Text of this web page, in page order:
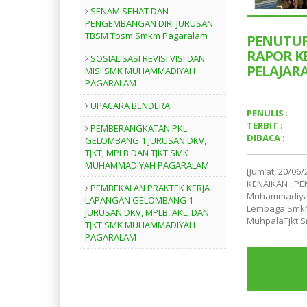
RAPOR
PENULIS :
TERBIT :
DIBACA :
[Jum’at, 20/
KENAIKAN ,
Lembaga
MuhpalaTjkt
SENAM SEHAT DAN
PENGEMBANGAN DIRI JURUSAN
TBSM Tbsm Smkm Pagaralam
SOSIALISASI REVISI VISI DAN
MISI SMK MUHAMMADIYAH
PAGARALAM
UPACARA BENDERA
PEMBERANGKATAN PKL
GELOMBANG 1 JURUSAN DKV,
TJKT, MPLB DAN TJKT SMK
MUHAMMADIYAH PAGARALAM.
PEMBEKALAN PRAKTEK KERJA
LAPANGAN GELOMBANG 1
JURUSAN DKV, MPLB, AKL, DAN
TJKT SMK MUHAMMADIYAH
PAGARALAM